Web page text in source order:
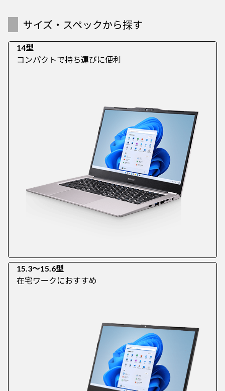
サイズ・スペックから探す
14型
コンパクトで持ち運びに便利
15.3～15.6型
在宅ワークにおすすめ